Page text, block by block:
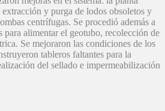
y purga de lodos obsoletos y
centrífugas. Se procedió además a
para alimentar el geotubo, recolección de
Se mejoraron las condiciones de los
tableros faltantes para la
del sellado e impermeabilización